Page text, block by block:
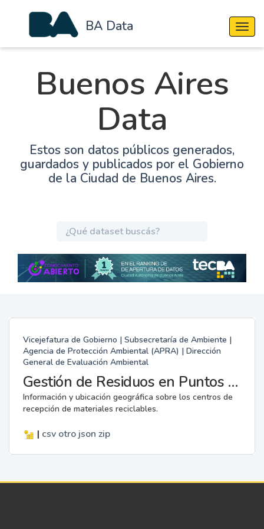
BA Data
Buenos Aires
Data
Estos son datos públicos generados,
guardados y publicados por el Gobierno
de la Ciudad de Buenos Aires.
Vicejefatura de Gobierno | Subsecretaría de Ambiente |
Agencia de Protección Ambiental (APRA) | Dirección
General de Evaluación Ambiental
Gestión de Residuos en Puntos Verdes
Información y ubicación geográfica sobre los centros de
recepción de materiales reciclables.
| csv otro json zip